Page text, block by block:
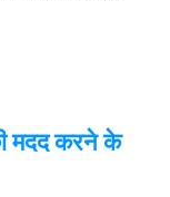
मददकरनेके